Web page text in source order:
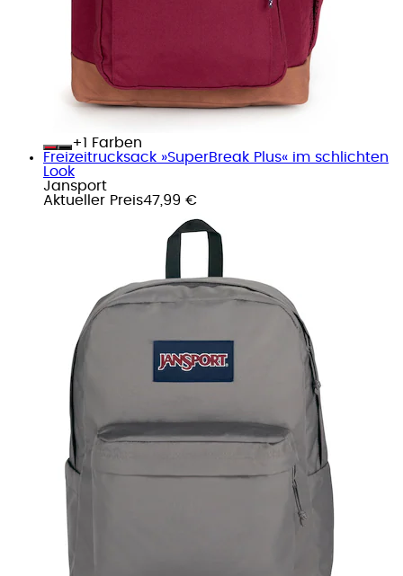
+
Farben
Freizeitrucksack »SuperBreak Plus« im schlichten
Look
Jansport
Aktueller Preis47,99 €